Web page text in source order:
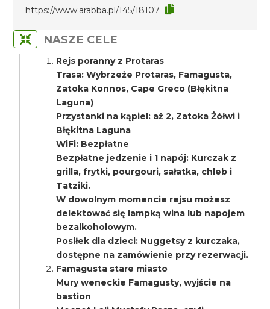
https://www.arabba.pl/145/18107
NASZE CELE
Rejs poranny z Protaras
Trasa: Wybrzeże Protaras, Famagusta,
Zatoka Konnos, Cape Greco (Błękitna
Laguna)
Przystanki na kąpiel: aż 2, Zatoka Żółwi i
Błękitna Laguna
WiFi: Bezpłatne
Bezpłatne jedzenie i 1 napój: Kurczak z
grilla, frytki, pourgouri, sałatka, chleb i
Tatziki.
W dowolnym momencie rejsu możesz
delektować się lampką wina lub napojem
bezalkoholowym.
Posiłek dla dzieci: Nuggetsy z kurczaka,
dostępne na zamówienie przy rezerwacji.
Famagusta stare miasto
Mury weneckie Famagusty, wyjście na
bastion